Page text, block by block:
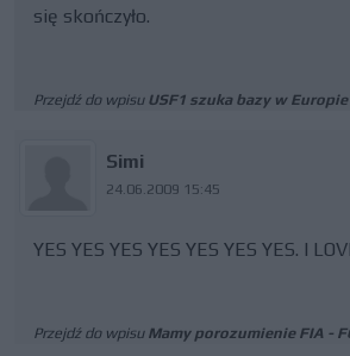
się skończyło.
Przejdź do wpisu USF1 szuka bazy w Europie
Simi
24.06.2009 15:45
YES YES YES YES YES YES YES. I
Przejdź do wpisu Mamy porozumienie FIA -